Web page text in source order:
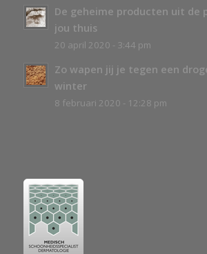
De geheime producten uit de
jou thuis
20 april 2020 - 3:44 pm
Zo wapen jij je tegen een
winter
8 februari 2020 - 12:28 pm